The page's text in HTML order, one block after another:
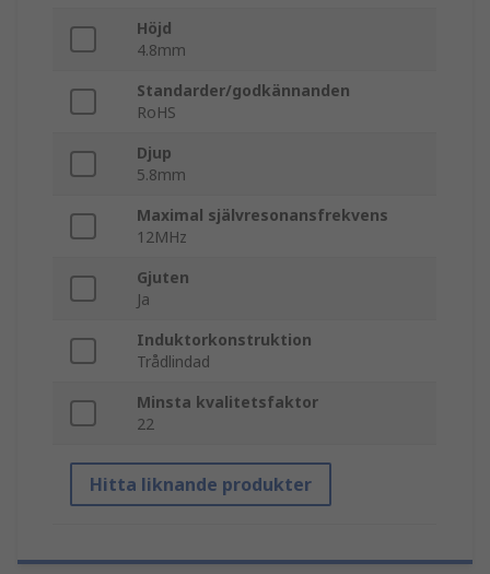
Höjd
4.8mm
Standarder/godkännanden
RoHS
Djup
5.8mm
Maximal självresonansfrekvens
12MHz
Gjuten
Ja
Induktorkonstruktion
Trådlindad
Minsta kvalitetsfaktor
22
Hitta liknande produkter